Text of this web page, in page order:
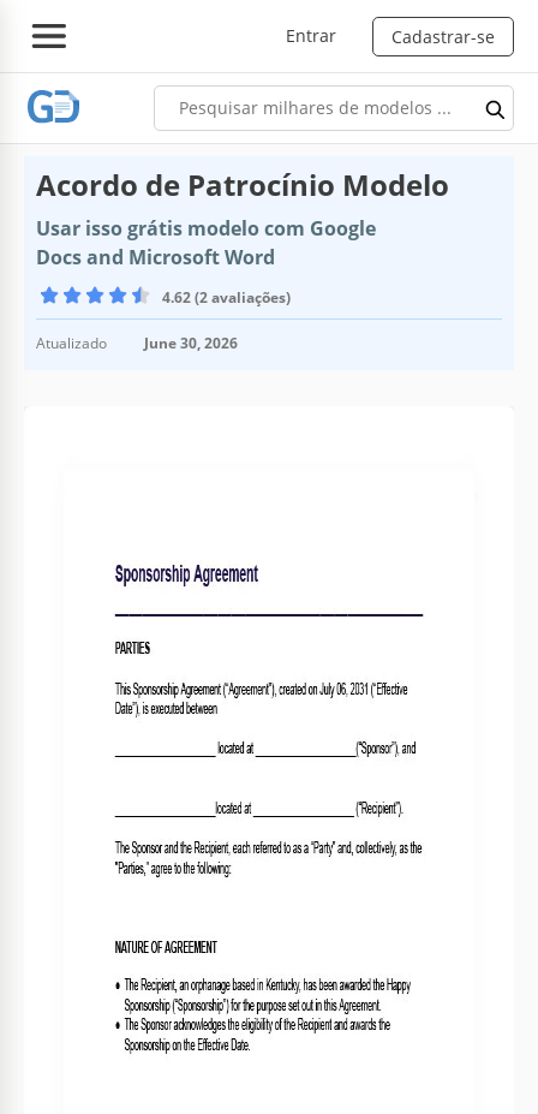
Entrar Cadastrar-se
Acordo de Patrocínio Modelo
Usar isso grátis modelo com Google
Docs and Microsoft Word
4.62 (2 avaliações)
Atualizado June 30, 2026